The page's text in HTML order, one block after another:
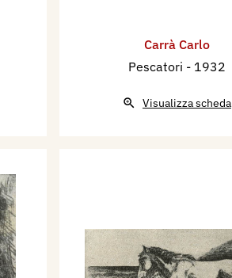
Carrà Carlo
Pescatori - 1932
Visualizza scheda